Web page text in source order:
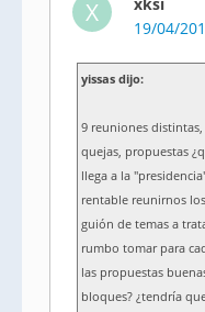
X
19/04/
yissas dijo:
9 reuniones
quejas, propuestas
llega a la
rentable reunirnos
guión de temas a
rumbo tomar para
las propuestas
bloques? ¿tendría